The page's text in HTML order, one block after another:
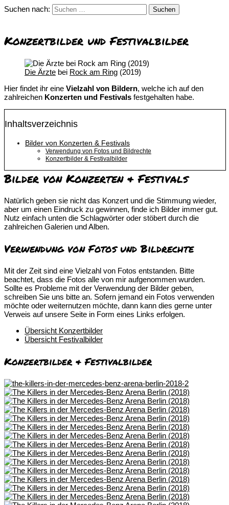
Suchen nach:
Konzertbilder und Festivalbilder
Die Ärzte bei Rock am Ring (2019)
Hier findet ihr eine Vielzahl von Bildern, welche ich auf den
zahlreichen Konzerten und Festivals festgehalten habe.
Inhaltsverzeichnis
Bilder von Konzerten & Festivals
Verwendung von Fotos und Bildrechte
Konzertbilder & Festivalbilder
Bilder von Konzerten & Festivals
Natürlich geben sie nicht das Konzert und die Stimmung wieder,
aber um einen Eindruck zu gewinnen, finde ich Bilder immer gut.
Nutz einfach unten die Schlagwörter oder stöbert durch die
zahlreichen Galerien und Alben.
Verwendung von Fotos und Bildrechte
Mit der Zeit sind eine Vielzahl von Fotos entstanden. Bitte
beachtet, dass die Fotos alle von mir aufgenommen wurden.
Sollte es Probleme mit der Verwendung der Bilder geben,
schreiben Sie uns bitte an. Sofern jemand ein Fotos verwenden
möchte oder weiternutzen möchte, dann kann dies gerne unter
Verweis auf unsere Seite in Form eines Links erfolgen.
Übersicht Konzertbilder
Übersicht Festivalbilder
Konzertbilder & Festivalbilder